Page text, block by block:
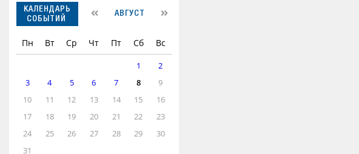
КАЛЕНДАРЬ
СОБЫТИЙ
АВГУСТ
Пн Вт Ср Чт Пт Сб Вс
1
2
3
4 5 6 7 8
9
10
11 12 13 14 15
16
17
18 19 20 21 22
23
24
25 26 27 28 29
30
31